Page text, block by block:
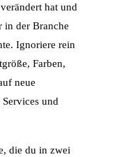
hat und
in der Branche
Ignoriere rein
Farben,
neue
und
die du in zwei